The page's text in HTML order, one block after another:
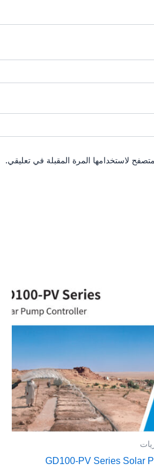
لاستخدامها المرة المقبلة في تعليقي.
GD100-PV Series Solar